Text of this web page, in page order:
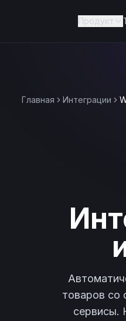
Продукт
Главная Интеграции
товаров со
сервисы.